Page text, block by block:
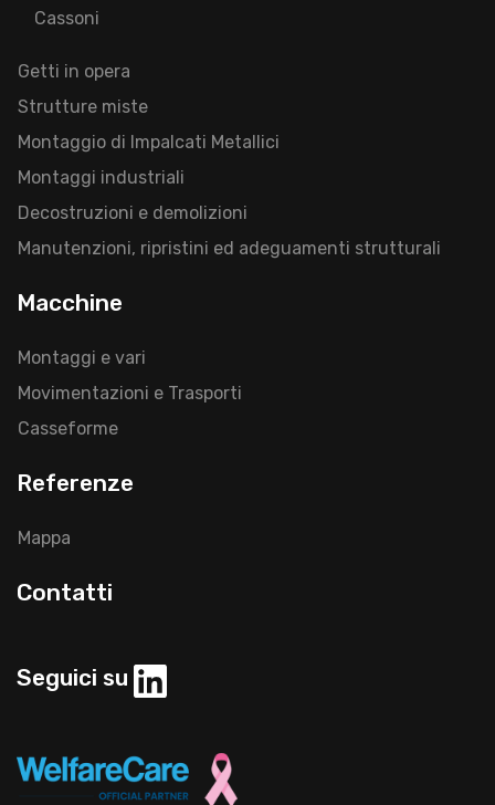
Cassoni
Getti in opera
Strutture miste
Montaggio di Impalcati Metallici
Montaggi industriali
Decostruzioni e demolizioni
Manutenzioni, ripristini ed adeguamenti strutturali
Macchine
Montaggi e vari
Movimentazioni e Trasporti
Casseforme
Referenze
Mappa
Contatti
Seguici su